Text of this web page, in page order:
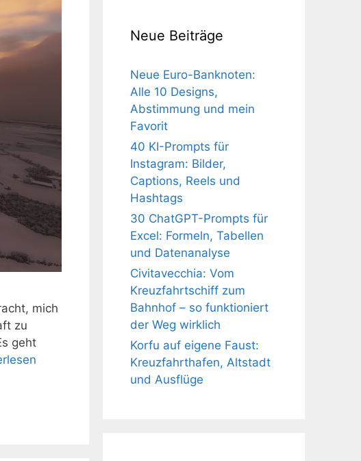
mich
zu
geht
Neue Beiträge
Neue Euro-Banknoten:
Alle 10 Designs,
Abstimmung und mein
Favorit
40 KI-Prompts für
Instagram: Bilder,
Captions, Reels und
Hashtags
30 ChatGPT-Prompts für
Excel: Formeln, Tabellen
und Datenanalyse
Civitavecchia: Vom
Kreuzfahrtschiff zum
Bahnhof – so funktioniert
der Weg wirklich
Korfu auf eigene Faust:
Kreuzfahrthafen, Altstadt
und Ausflüge